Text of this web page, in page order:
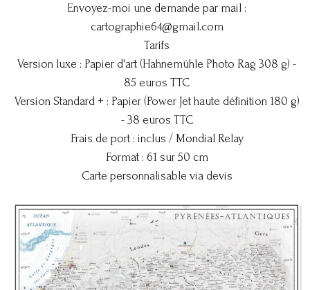
Envoyez-moi une demande par mail :
cartographie64@gmail.com
Tarifs
Version luxe : Papier d'art (Hahnemühle Photo Rag 308 g) -
85 euros TTC
Version Standard + : Papier (Power Jet haute définition 180 g)
- 38 euros TTC
Frais de port : inclus / Mondial Relay
Format : 61 sur 50 cm
Carte personnalisable via devis